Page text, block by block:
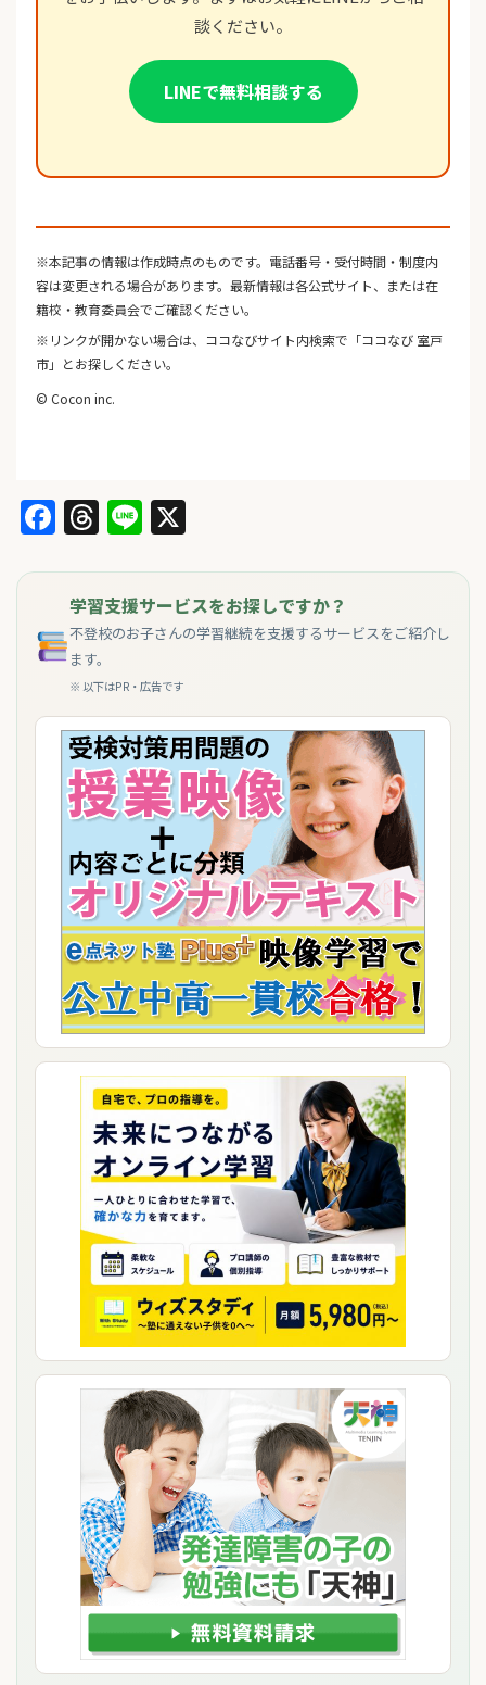
談ください。
LINEで無料相談する
※本記事の情報は作成時点のものです。電話番号・受付時間・制度内
容は変更される場合があります。最新情報は各公式サイト、または在
籍校・教育委員会でご確認ください。
※リンクが開かない場合は、ココなびサイト内検索で「ココなび 室戸
市」とお探しください。
© Cocon inc.
Facebook
Threads
Line
学習支援サービスをお探しですか？
不登校のお子さんの学習継続を支援するサービスをご紹介し
ます。
※ 以下はPR・広告です